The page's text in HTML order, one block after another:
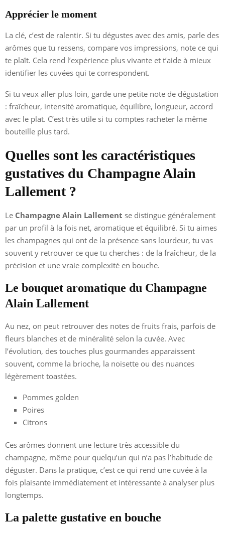
Apprécier le moment
La clé, c’est de ralentir. Si tu dégustes avec des amis, parle des
arômes que tu ressens, compare vos impressions, note ce qui
te plaît. Cela rend l’expérience plus vivante et t’aide à mieux
identifier les cuvées qui te correspondent.
Si tu veux aller plus loin, garde une petite note de dégustation
: fraîcheur, intensité aromatique, équilibre, longueur, accord
avec le plat. C’est très utile si tu comptes racheter la même
bouteille plus tard.
Quelles sont les caractéristiques
gustatives du Champagne Alain
Lallement ?
Le Champagne Alain Lallement se distingue généralement
par un profil à la fois net, aromatique et équilibré. Si tu aimes
les champagnes qui ont de la présence sans lourdeur, tu vas
souvent y retrouver ce que tu cherches : de la fraîcheur, de la
précision et une vraie complexité en bouche.
Le bouquet aromatique du Champagne
Alain Lallement
Au nez, on peut retrouver des notes de fruits frais, parfois de
fleurs blanches et de minéralité selon la cuvée. Avec
l’évolution, des touches plus gourmandes apparaissent
souvent, comme la brioche, la noisette ou des nuances
légèrement toastées.
Pommes golden
Poires
Citrons
Ces arômes donnent une lecture très accessible du
champagne, même pour quelqu’un qui n’a pas l’habitude de
déguster. Dans la pratique, c’est ce qui rend une cuvée à la
fois plaisante immédiatement et intéressante à analyser plus
longtemps.
La palette gustative en bouche